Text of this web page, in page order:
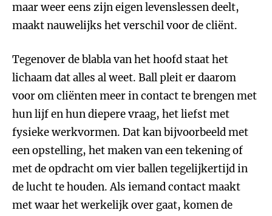
maar weer eens zijn eigen levenslessen deelt,
maakt nauwelijks het verschil voor de cliënt.
Tegenover de blabla van het hoofd staat het
lichaam dat alles al weet. Ball pleit er daarom
voor om cliënten meer in contact te brengen met
hun lijf en hun diepere vraag, het liefst met
fysieke werkvormen. Dat kan bijvoorbeeld met
een opstelling, het maken van een tekening of
met de opdracht om vier ballen tegelijkertijd in
de lucht te houden. Als iemand contact maakt
met waar het werkelijk over gaat, komen de